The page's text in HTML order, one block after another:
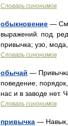
Словарь синонимов
обыкновение — См.
выражений. под.
привычка; узо,
Словарь синонимов
обычай —
поведение,
нас и в заводе нет.
Словарь синонимов
привычка — Навык,